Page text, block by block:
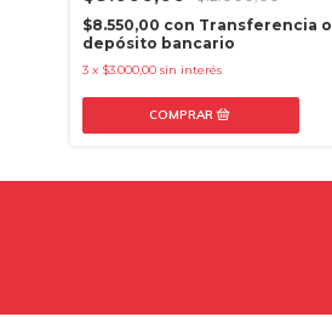
$8.550,00 con Transferencia o
depósito bancario
3 x $3.000,00 sin interés